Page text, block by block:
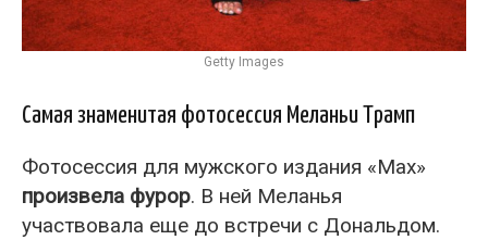
Getty Images
Самая знаменитая фотосессия Меланьи Трамп
Фотосессия для мужского издания «Max»
произвела фурор. В ней Меланья
участвовала еще до встречи с Дональдом.